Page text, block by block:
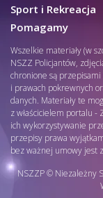
Sport i Rekreacja
Pomagamy
Wszelkie materiały (w
NSZZ Policjantów,
chronione są
i prawach pokrewnych
danych. Materiały te
z właścicielem portalu -
ich wykorzystywanie
przepisy prawa
bez ważnej umowy jest
NSZZP © Niezależny